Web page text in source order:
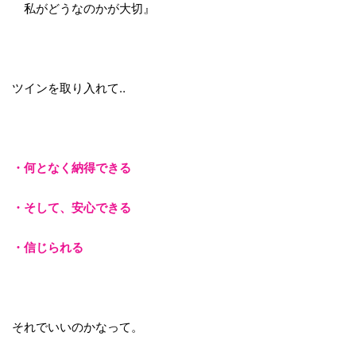
私がどうなのかが大切』
ツインを取り入れて‥
・何となく納得できる
・そして、安心できる
・信じられる
それでいいのかなって。